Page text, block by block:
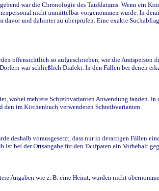
war die Chronologie des Taufdatums. Wenn ein
nicht unmittelbar vorgenommen wurde. In
und dahinter zu überprüfen. Eine exakte
offensichtlich so aufgeschrieben, wie die Amtsperson
war schließlich Dialekt. In den Fällen bei denen
wobei mehrere Schreibvarianten Anwendung fanden.
im Kirchenbuch verwendeten Schreibvarianten.
deshalb vorausgesetzt, dass nur in derartigen Fällen
bei der Ortsangabe für den Taufpaten ein Vorbehalt
Angaben wie z. B. eine Heirat, wurden nicht